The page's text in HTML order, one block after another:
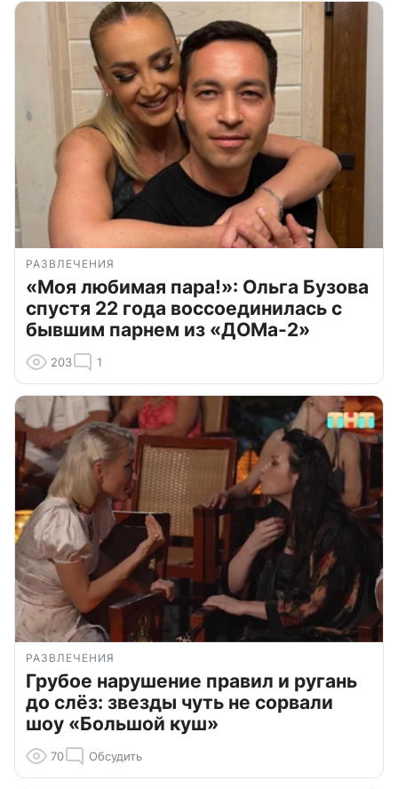
РАЗВЛЕЧЕНИЯ
«Моя любимая пара!»: Ольга Бузова
спустя 22 года воссоединилась с
бывшим парнем из «ДОМа-2»
203 1
РАЗВЛЕЧЕНИЯ
Грубое нарушение правил и ругань
до слёз: звезды чуть не сорвали
шоу «Большой куш»
70 Обсудить